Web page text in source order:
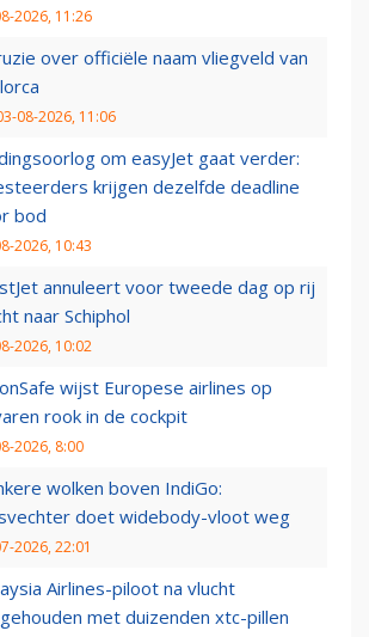
2026, 11:26
over officiële naam vliegveld van
08-2026, 11:06
om easyJet gaat verder:
krijgen dezelfde deadline
bod
2026, 10:43
annuleert voor tweede dag op rij
naar Schiphol
2026, 10:02
wijst Europese airlines op
rook in de cockpit
2026, 8:00
wolken boven IndiGo:
doet widebody-vloot weg
2026, 22:01
Airlines-piloot na vlucht
met duizenden xtc-pillen